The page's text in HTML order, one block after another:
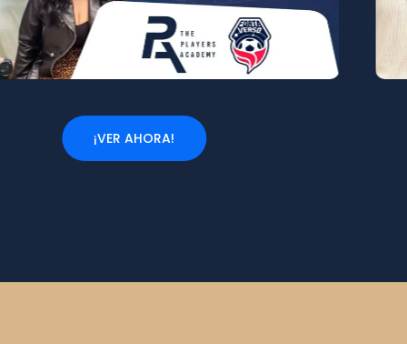
¡VER AHORA!